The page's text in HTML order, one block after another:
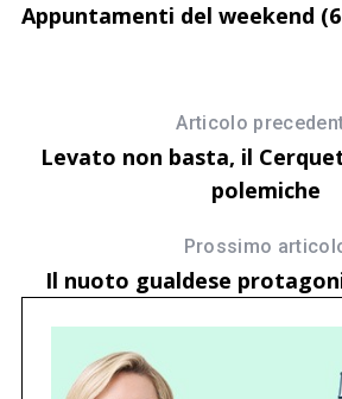
Appuntamenti del weekend
Articolo
Levato non basta, il
polemiche
Prossimo
Il nuoto gualdese